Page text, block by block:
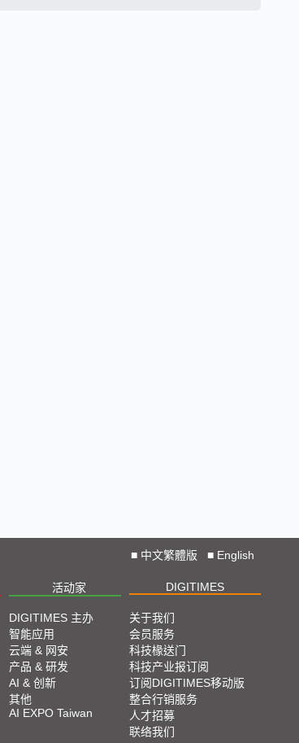
■ 中文繁體版 ■ English
活动家 DIGITIMES
DIGITIMES 主办
智能应用
云端 & 网安
产品 & 研发
AI & 创新
其他
AI EXPO Taiwan
关于我们
会员服务
科技椽送门
科技产业报订阅
订阅DIGITIMES移动版
整合行销服务
人才招募
联络我们